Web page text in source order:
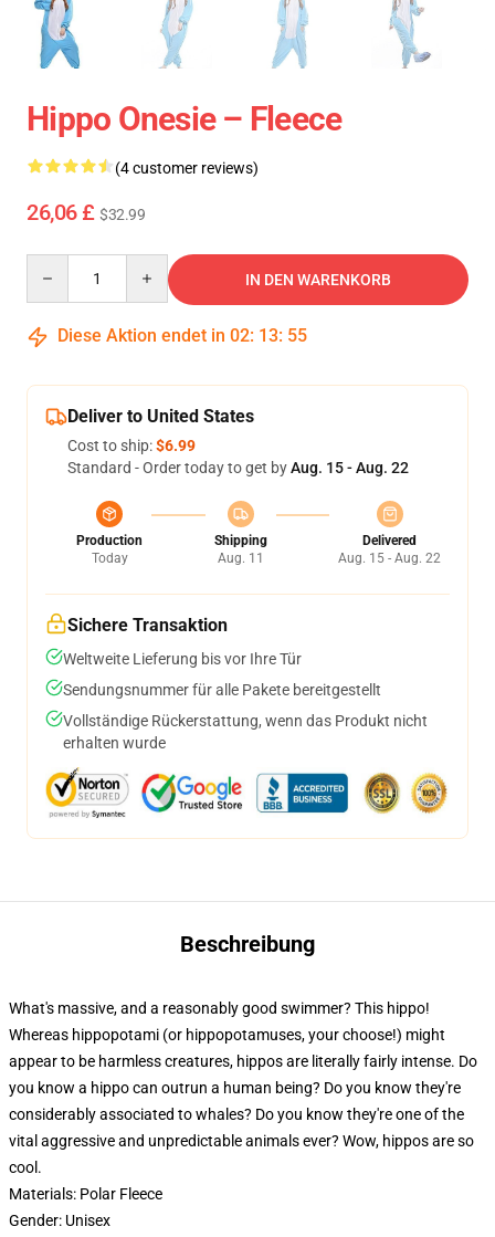
Hippo Onesie – Fleece
(4 customer reviews)
26,06 £ $32.99
IN DEN WARENKORB
Diese Aktion endet in 02: 13: 54
Deliver to United States
Cost to ship:$6.99
Standard - Order today to get byAug. 15 - Aug. 22
Production
Today
Shipping
Aug. 11
Delivered
Aug. 15 - Aug. 22
Sichere Transaktion
Weltweite Lieferung bis vor Ihre Tür
Sendungsnummer für alle Pakete bereitgestellt
Vollständige Rückerstattung, wenn das Produkt nicht
erhalten wurde
Beschreibung
What's massive, and a reasonably good swimmer? This hippo!
Whereas hippopotami (or hippopotamuses, your choose!) might
appear to be harmless creatures, hippos are literally fairly intense. Do
you know a hippo can outrun a human being? Do you know they're
considerably associated to whales? Do you know they're one of the
vital aggressive and unpredictable animals ever? Wow, hippos are so
cool.
Materials: Polar Fleece
Gender: Unisex